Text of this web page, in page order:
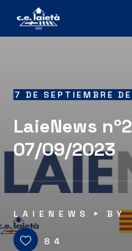
7 DE SEPTIEMBRE
LaieNews
07/09/2023
LAIENEWS
84